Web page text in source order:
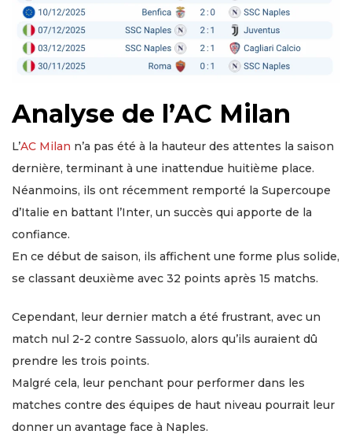
Analyse de l’AC Milan
L’AC Milan n’a pas été à la hauteur des attentes la saison
dernière, terminant à une inattendue huitième place.
Néanmoins, ils ont récemment remporté la Supercoupe
d’Italie en battant l’Inter, un succès qui apporte de la
confiance.
En ce début de saison, ils affichent une forme plus solide,
se classant deuxième avec 32 points après 15 matchs.
Cependant, leur dernier match a été frustrant, avec un
match nul 2-2 contre Sassuolo, alors qu’ils auraient dû
prendre les trois points.
Malgré cela, leur penchant pour performer dans les
matches contre des équipes de haut niveau pourrait leur
donner un avantage face à Naples.